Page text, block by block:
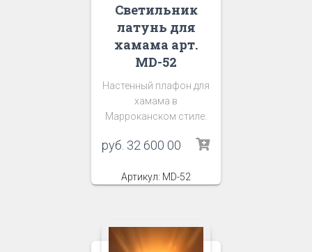
Светильник
латунь для
хамама арт.
MD-52
Настенный плафон для
хамама в
Марроканском стиле.
руб. 32 600 00
Артикул: MD-52